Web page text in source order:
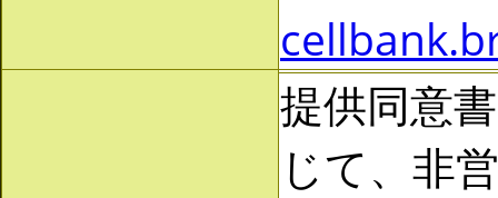
提供同意
じて、非